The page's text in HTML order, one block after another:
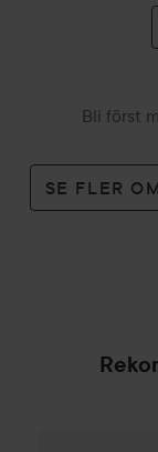
Bli först
SE FLER